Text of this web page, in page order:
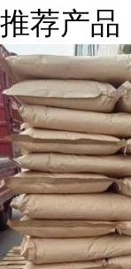
推荐产品